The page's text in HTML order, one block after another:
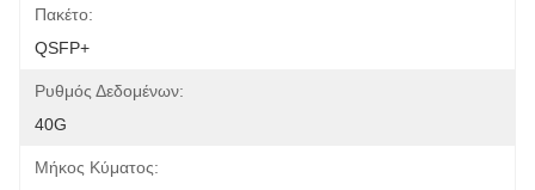
Πακέτο:
QSFP+
Ρυθμός Δεδομένων:
40G
Μήκος Κύματος: